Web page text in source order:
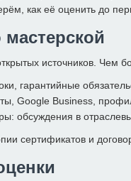
как её оценить до
источников. Чем
гарантийные
Google Business,
обсуждения в
сертификатов и